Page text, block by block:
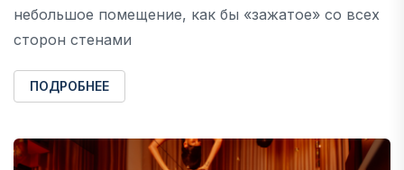
небольшое помещение, как бы «зажатое» со всех
сторон стенами
ПОДРОБНЕЕ